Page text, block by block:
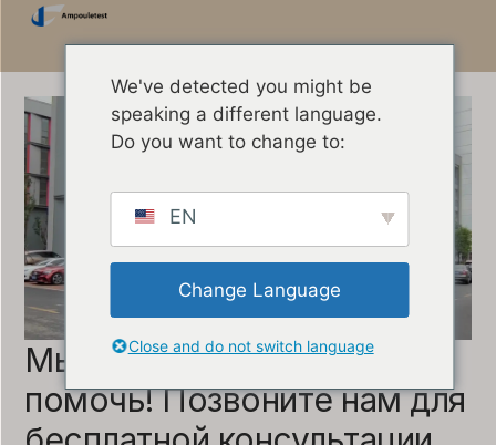
Мы всегда готовы вам
помочь! Позвоните нам для
We've detected you might be
speaking a different language.
Do you want to change to:
EN
Change Language
Close and do not switch language